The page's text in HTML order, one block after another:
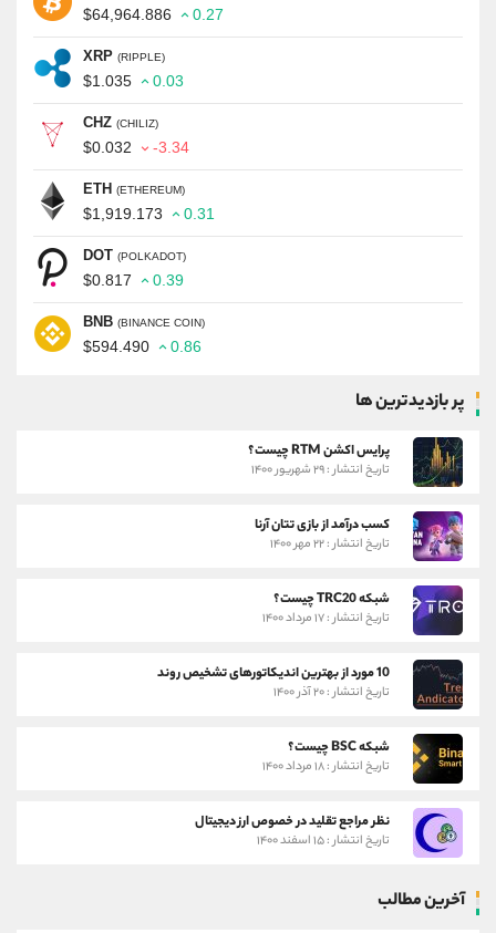
$64,964.886 0.27
XRP (RIPPLE)
$1.035 0.03
CHZ (CHILIZ)
$0.032 -3.34
ETH (ETHEREUM)
$1,919.173 0.31
DOT (POLKADOT)
$0.817 0.39
BNB (BINANCE COIN)
$594.490 0.86
پر بازدیدترین ها
پرایس اکشن RTM چیست؟
تاریخ انتشار : ۲۹ شهریور ۱۴۰۰
کسب درآمد از بازی تتان آرنا
تاریخ انتشار : ۲۲ مهر ۱۴۰۰
شبکه TRC20 چیست؟
تاریخ انتشار : ۱۷ مرداد ۱۴۰۰
10 مورد از بهترین اندیکاتورهای تشخیص روند
تاریخ انتشار : ۲۰ آذر ۱۴۰۰
شبکه BSC چیست؟
تاریخ انتشار : ۱۸ مرداد ۱۴۰۰
نظر مراجع تقلید در خصوص ارز دیجیتال
تاریخ انتشار : ۱۵ اسفند ۱۴۰۰
آخرین مطالب